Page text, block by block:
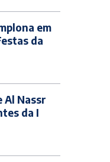
em
da
Al Nassr
da I